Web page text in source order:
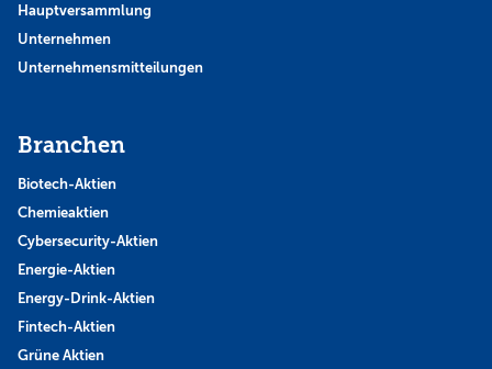
Hauptversammlung
Unternehmen
Unternehmensmitteilungen
Branchen
Biotech-Aktien
Chemieaktien
Cybersecurity-Aktien
Energie-Aktien
Energy-Drink-Aktien
Fintech-Aktien
Grüne Aktien